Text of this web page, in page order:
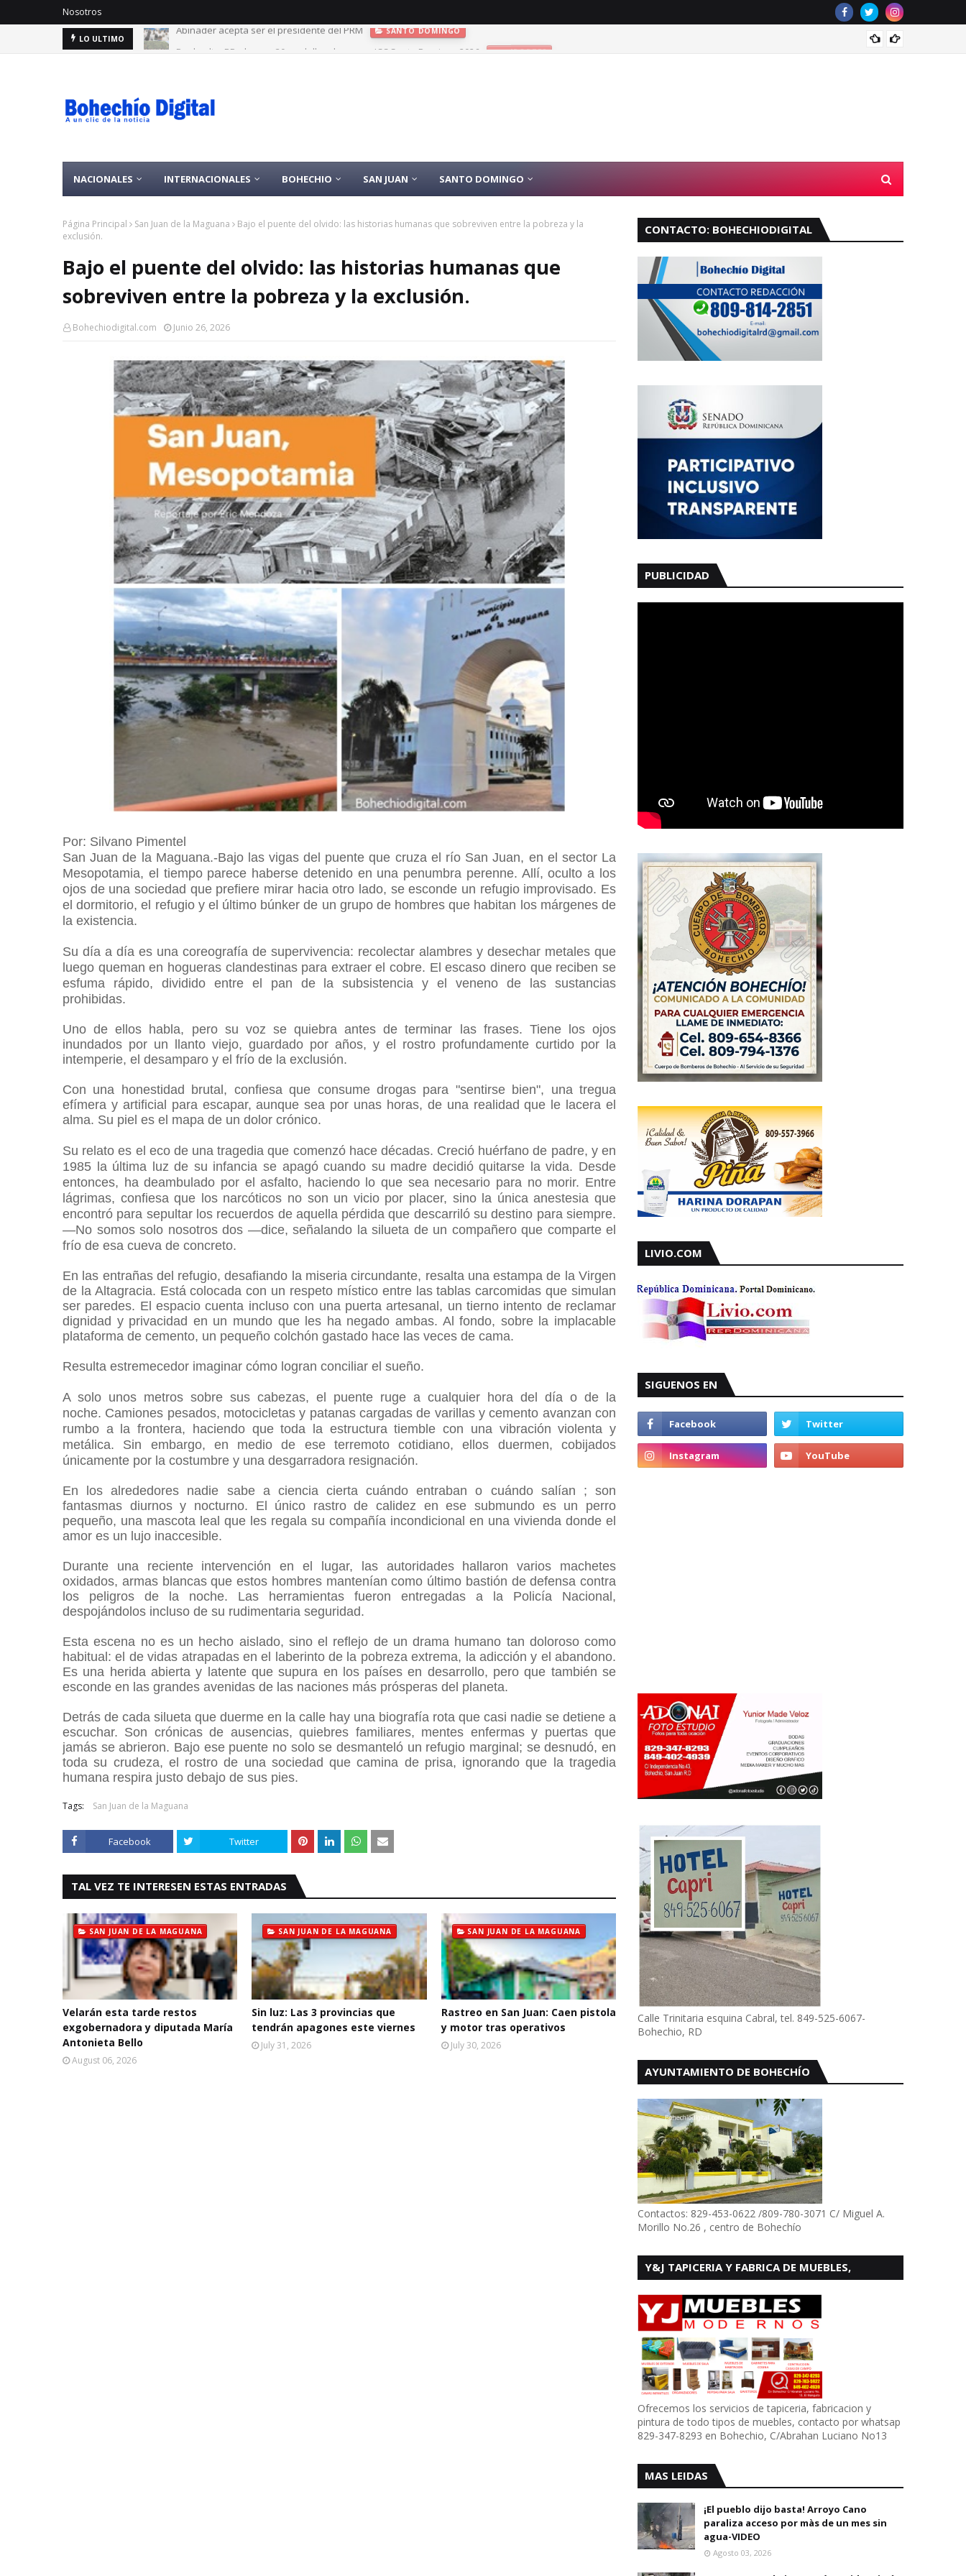
Nosotros
LO ULTIMO Por lo alto: RD alcanza 30 medallas de oro en JCC Santo Domingo 2026
NACIONALES INTERNACIONALES BOHECHIO SAN JUAN SANTO DOMINGO
Página Principal San Juan de la Maguana
Bajo el puente del olvido: las historias humanas que sobreviven entre la pobreza y la
exclusión.
Bajo el puente del olvido: las historias humanas que
sobreviven entre la pobreza y la exclusión.
Bohechiodigital.com Junio 26, 2026
Por: Silvano Pimentel
San Juan de la Maguana.-Bajo las vigas del puente que cruza el río San Juan, en el sector La
Mesopotamia, el tiempo parece haberse detenido en una penumbra perenne. Allí, oculto a los
ojos de una sociedad que prefiere mirar hacia otro lado, se esconde un refugio improvisado. Es
el dormitorio, el refugio y el último búnker de un grupo de hombres que habitan los márgenes de
la existencia.
Su día a día es una coreografía de supervivencia: recolectar alambres y desechar metales que
luego queman en hogueras clandestinas para extraer el cobre. El escaso dinero que reciben se
esfuma rápido, dividido entre el pan de la subsistencia y el veneno de las sustancias
prohibidas.
Uno de ellos habla, pero su voz se quiebra antes de terminar las frases. Tiene los ojos
inundados por un llanto viejo, guardado por años, y el rostro profundamente curtido por la
intemperie, el desamparo y el frío de la exclusión.
Con una honestidad brutal, confiesa que consume drogas para "sentirse bien", una tregua
efímera y artificial para escapar, aunque sea por unas horas, de una realidad que le lacera el
alma. Su piel es el mapa de un dolor crónico.
Su relato es el eco de una tragedia que comenzó hace décadas. Creció huérfano de padre, y en
1985 la última luz de su infancia se apagó cuando su madre decidió quitarse la vida. Desde
entonces, ha deambulado por el asfalto, haciendo lo que sea necesario para no morir. Entre
lágrimas, confiesa que los narcóticos no son un vicio por placer, sino la única anestesia que
encontró para sepultar los recuerdos de aquella pérdida que descarriló su destino para siempre.
—No somos solo nosotros dos —dice, señalando la silueta de un compañero que comparte el
frío de esa cueva de concreto.
En las entrañas del refugio, desafiando la miseria circundante, resalta una estampa de la Virgen
de la Altagracia. Está colocada con un respeto místico entre las tablas carcomidas que simulan
ser paredes. El espacio cuenta incluso con una puerta artesanal, un tierno intento de reclamar
dignidad y privacidad en un mundo que les ha negado ambas. Al fondo, sobre la implacable
plataforma de cemento, un pequeño colchón gastado hace las veces de cama.
Resulta estremecedor imaginar cómo logran conciliar el sueño.
A solo unos metros sobre sus cabezas, el puente ruge a cualquier hora del día o de la
noche. Camiones pesados, motocicletas y patanas cargadas de varillas y cemento avanzan con
rumbo a la frontera, haciendo que toda la estructura tiemble con una vibración violenta y
metálica. Sin embargo, en medio de ese terremoto cotidiano, ellos duermen, cobijados
únicamente por la costumbre y una desgarradora resignación.
En los alrededores nadie sabe a ciencia cierta cuándo entraban o cuándo salían ; son
fantasmas diurnos y nocturno. El único rastro de calidez en ese submundo es un perro
pequeño, una mascota leal que les regala su compañía incondicional en una vivienda donde el
amor es un lujo inaccesible.
Durante una reciente intervención en el lugar, las autoridades hallaron varios machetes
oxidados, armas blancas que estos hombres mantenían como último bastión de defensa contra
los peligros de la noche. Las herramientas fueron entregadas a la Policía Nacional,
despojándolos incluso de su rudimentaria seguridad.
Esta escena no es un hecho aislado, sino el reflejo de un drama humano tan doloroso como
habitual: el de vidas atrapadas en el laberinto de la pobreza extrema, la adicción y el abandono.
Es una herida abierta y latente que supura en los países en desarrollo, pero que también se
esconde en las grandes avenidas de las naciones más prósperas del planeta.
Detrás de cada silueta que duerme en la calle hay una biografía rota que casi nadie se detiene a
escuchar. Son crónicas de ausencias, quiebres familiares, mentes enfermas y puertas que
jamás se abrieron. Bajo ese puente no solo se desmanteló un refugio marginal; se desnudó, en
toda su crudeza, el rostro de una sociedad que camina de prisa, ignorando que la tragedia
humana respira justo debajo de sus pies.
Tags: San Juan de la Maguana
Facebook Twitter
TAL VEZ TE INTERESEN ESTAS ENTRADAS
SAN JUAN DE LA MAGUANA
Velarán esta tarde restos
exgobernadora y diputada María
Antonieta Bello
August 06, 2026
SAN JUAN DE LA MAGUANA
Sin luz: Las 3 provincias que
tendrán apagones este viernes
July 31, 2026
SAN JUAN DE LA MAGUANA
Rastreo en San Juan: Caen pistola
y motor tras operativos
July 30, 2026
CONTACTO: BOHECHIODIGITAL
PUBLICIDAD
LIVIO.COM
SIGUENOS EN
Calle Trinitaria esquina Cabral, tel. 849-525-6067-
Bohechio, RD
AYUNTAMIENTO DE BOHECHÍO
Contactos: 829-453-0622 /809-780-3071 C/ Miguel A.
Morillo No.26 , centro de Bohechío
Y&J TAPICERIA Y FABRICA DE MUEBLES,
Ofrecemos los servicios de tapiceria, fabricacion y
pintura de todo tipos de muebles, contacto por whatsap
829-347-8293 en Bohechio, C/Abrahan Luciano No13
MAS LEIDAS
¡El pueblo dijo basta! Arroyo Cano
paraliza acceso por màs de un mes sin
agua-VIDEO
Agosto 03, 2026